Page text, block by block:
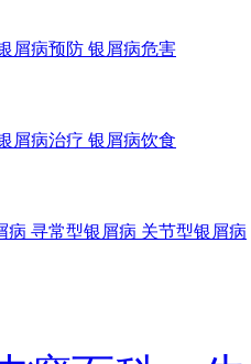
屑病预防 银屑病危害
屑病治疗 银屑病饮食
病 寻常型银屑病 关节型银屑病